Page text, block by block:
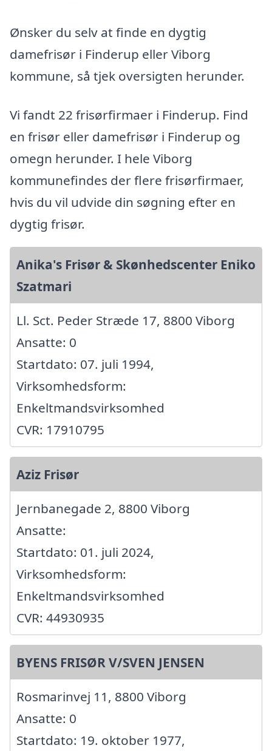
Ønsker du selv at finde en dygtig
damefrisør i Finderup eller Viborg
kommune, så tjek oversigten herunder.
Vi fandt 22 frisørfirmaer i Finderup. Find
en frisør eller damefrisør i Finderup og
omegn herunder. I hele Viborg
kommunefindes der flere frisørfirmaer,
hvis du vil udvide din søgning efter en
dygtig frisør.
Anika's Frisør & Skønhedscenter Eniko
Szatmari
Ll. Sct. Peder Stræde 17, 8800 Viborg
Ansatte: 0
Startdato: 07. juli 1994,
Virksomhedsform:
Enkeltmandsvirksomhed
CVR: 17910795
Aziz Frisør
Jernbanegade 2, 8800 Viborg
Ansatte:
Startdato: 01. juli 2024,
Virksomhedsform:
Enkeltmandsvirksomhed
CVR: 44930935
BYENS FRISØR V/SVEN JENSEN
Rosmarinvej 11, 8800 Viborg
Ansatte: 0
Startdato: 19. oktober 1977,